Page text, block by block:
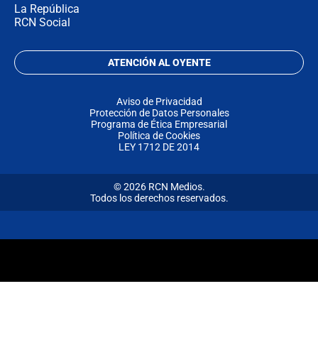
La República
RCN Social
ATENCIÓN AL OYENTE
Aviso de Privacidad
Protección de Datos Personales
Programa de Ética Empresarial
Política de Cookies
LEY 1712 DE 2014
© 2026 RCN Medios.
Todos los derechos reservados.